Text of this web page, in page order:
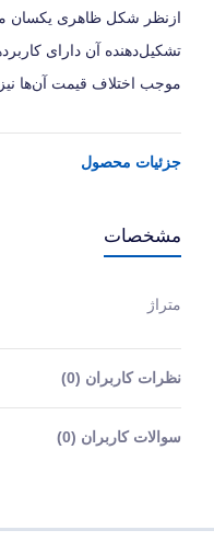
ازنظر شکل ظاهری یکسان
تشکیل‌دهنده آن دارای
موجب اختلاف قیمت آن‌ها
جزئیات محصول
مشخصات
متراژ
نظرات کاربران (0)
سوالات کاربران (0)